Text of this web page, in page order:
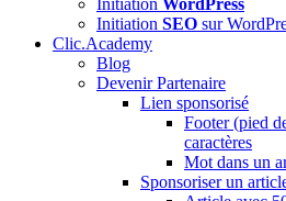
Initiation WordPress
Initiation SEO sur
Clic.Academy
Blog
Devenir Partenaire
Lien sponsorisé
Footer (pied
caractères
Mot dans un
Sponsoriser un